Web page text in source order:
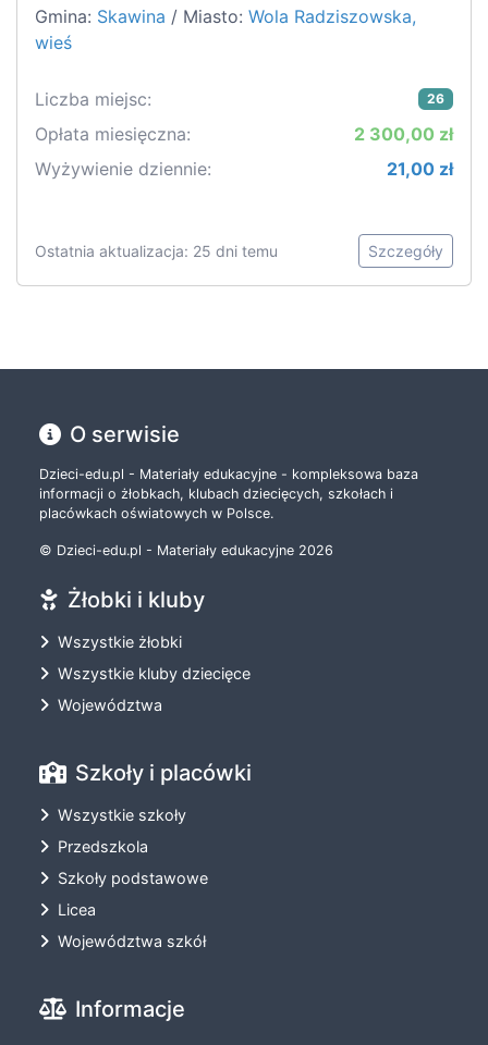
Gmina: Skawina / Miasto: Wola Radziszowska,
wieś
Liczba miejsc: 26
Opłata miesięczna:
2 300,00 zł
Wyżywienie dziennie:
21,00 zł
Ostatnia aktualizacja: 25 dni temu Szczegóły
O serwisie
Dzieci-edu.pl - Materiały edukacyjne - kompleksowa baza
informacji o żłobkach, klubach dziecięcych, szkołach i
placówkach oświatowych w Polsce.
© Dzieci-edu.pl - Materiały edukacyjne 2026
Żłobki i kluby
Wszystkie żłobki
Wszystkie kluby dziecięce
Województwa
Szkoły i placówki
Wszystkie szkoły
Przedszkola
Szkoły podstawowe
Licea
Województwa szkół
Informacje